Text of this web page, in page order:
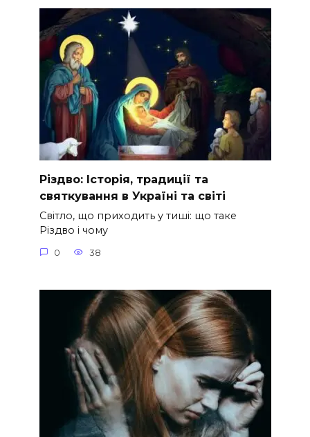
Різдво: Історія, традиції та
святкування в Україні та світі
Світло, що приходить у тиші: що таке
Різдво і чому
0 38